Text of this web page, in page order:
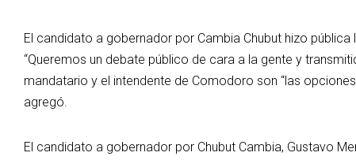
El candidato a gobernador por Cambia Chubut hizo
“Queremos un debate público de cara a la gente y
mandatario y el intendente de Comodoro son “las
agregó.
El candidato a gobernador por Chubut Cambia, Gustavo